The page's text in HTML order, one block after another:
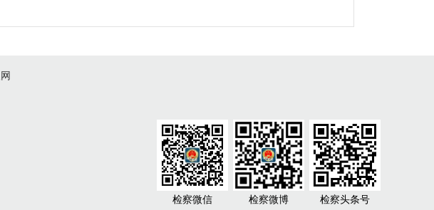
检察微信 检察微博 检察头条号